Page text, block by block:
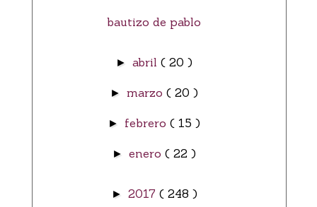
bautizo de pablo
► abril ( 20 )
► marzo ( 20 )
► febrero ( 15 )
► enero ( 22 )
► 2017 ( 248 )